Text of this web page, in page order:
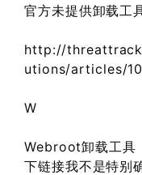
官方未提供卸载工
http://
utions/articles/
W
Webroot卸载工具
下链接我不是特别